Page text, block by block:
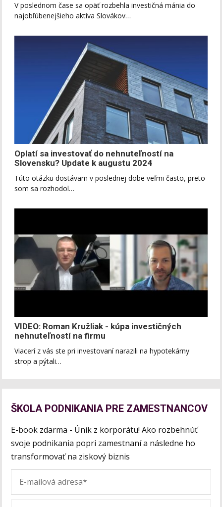
V poslednom čase sa opäť rozbehla investičná mánia do
najobľúbenejšieho aktíva Slovákov…
Oplatí sa investovať do nehnuteľností na
Slovensku? Update k augustu 2024
Túto otázku dostávam v poslednej dobe veľmi často, preto
som sa rozhodol…
VIDEO: Roman Kružliak - kúpa investičných
nehnuteľností na firmu
Viacerí z vás ste pri investovaní narazili na hypotekárny
strop a pýtali…
ŠKOLA PODNIKANIA PRE ZAMESTNANCOV
E-book zdarma - Únik z korporátu! Ako rozbehnúť
svoje podnikania popri zamestnaní a následne ho
transformovať na ziskový biznis